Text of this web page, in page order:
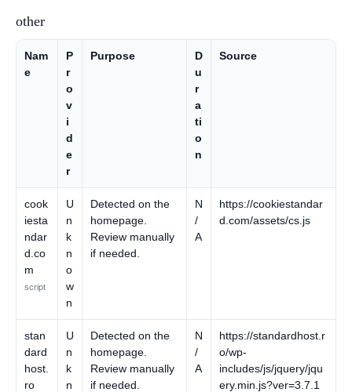
other
Nam
e
P
r
o
v
i
d
e
r
Purpose
D
u
r
a
ti
o
n
Source
cook
iesta
ndar
d.co
m
script
U
n
k
n
o
w
n
Detected on the
homepage.
Review manually
if needed.
N
/
A
https://cookiestandar
d.com/assets/cs.js
stan
dard
host.
ro
U
n
k
n
Detected on the
homepage.
Review manually
if needed.
N
/
A
https://standardhost.r
o/wp-
includes/js/jquery/jqu
ery.min.js?ver=3.7.1